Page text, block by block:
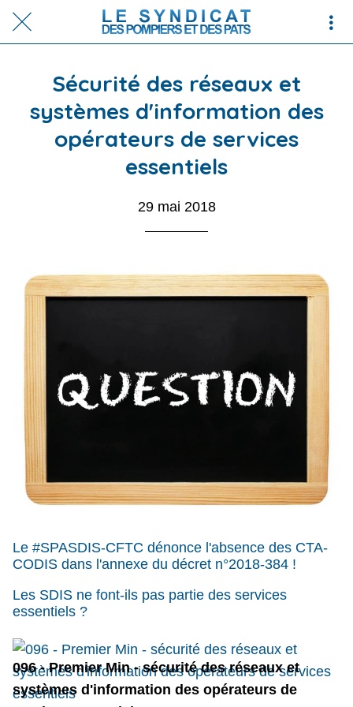
Sécurité des réseaux et
systèmes d'information des
opérateurs de services
essentiels
29 mai 2018
Le #SPASDIS-CFTC dénonce l'absence des CTA-
CODIS dans l'annexe du décret n°2018-384 !
Les SDIS ne font-ils pas partie des services
essentiels ?
096 - Premier Min - sécurité des réseaux et
systèmes d'information des opérateurs de